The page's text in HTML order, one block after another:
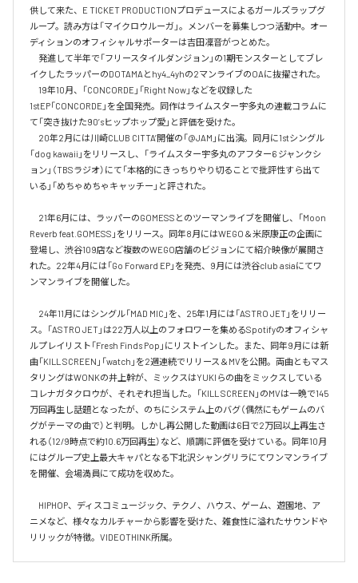
供して来た、E TICKET PRODUCTIONプロデュースによるガールズラップグ
ループ。読み方は「マイクロウルーガ」。メンバーを募集しつつ活動中。オー
ディションのオフィシャルサポーターは吉田凜音がつとめた。
発進して半年で「フリースタイルダンジョン」の1期モンスターとしてブレ
イクしたラッパーのDOTAMAとhy4_4yhの2マンライブのOAに抜擢された。
19年10月、「CONCORDE」「Right Now」などを収録した
1stEP「CONCORDE」を全国発売。同作はライムスター宇多丸の連載コラムに
て「突き抜けた90’sヒップホップ愛」と評価を受けた。
20年2月には川崎CLUB CITTA’開催の「@JAM」に出演。同月に1stシングル
「dog kawaii」をリリースし、「ライムスター宇多丸のアフター6 ジャンクシ
ョン」（TBSラジオ）にて「本格的にきっちりやり切ることで批評性すら出て
いる」「めちゃめちゃキャッチー」と評された。
21年6月には、ラッパーのGOMESSとのツーマンライブを開催し、「Moon
Reverb feat.GOMESS」をリリース。同年8月にはWEGO＆米原康正の企画に
登場し、渋谷109店など複数のWEGO店舗のビジョンにて紹介映像が展開さ
れた。22年4月には「Go Forward EP」を発売、9月には渋谷club asiaにてワ
ンマンライブを開催した。
24年11月にはシングル「MAD MIC」を、25年1月には「ASTRO JET」をリリー
ス。「ASTRO JET」は22万人以上のフォロワーを集めるSpotifyのオフィシャ
ルプレイリスト「Fresh Finds Pop」にリストインした。また、同年9月には新
曲「KILL SCREEN」「watch」を2週連続でリリース＆MVを公開。両曲ともマス
タリングはWONKの井上幹が、ミックスはYUKIらの曲をミックスしている
コレナガタクロウが、それぞれ担当した。「KILL SCREEN」のMVは一晩で145
万回再生し話題となったが、のちにシステム上のバグ（偶然にもゲームのバ
グがテーマの曲で）と判明。しかし再公開した動画は6日で2万回以上再生さ
れる（12/9時点で約10.6万回再生）など、順調に評価を受けている。同年10月
にはグループ史上最大キャパとなる下北沢シャングリラにてワンマンライブ
を開催、会場満員にて成功を収めた。
HIPHOP、ディスコミュージック、テクノ、ハウス、ゲーム、遊園地、ア
ニメなど、様々なカルチャーから影響を受けた、雑食性に溢れたサウンドや
リリックが特徴。VIDEOTHINK所属。